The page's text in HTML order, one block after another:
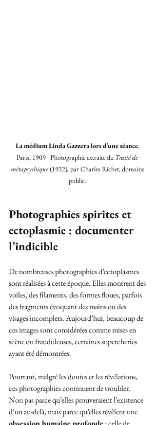
La médium Linda Gazzera lors d’une séance,
Paris, 1909   Photographie extraite du Traité de
métapsychique (1922), par Charles Richet, domaine
public.
Photographies spirites et
ectoplasmie : documenter
l’indicible
De nombreuses photographies d’ectoplasmes
sont réalisées à cette époque. Elles montrent des
voiles, des filaments, des formes floues, parfois
des fragments évoquant des mains ou des
visages incomplets. Aujourd’hui, beaucoup de
ces images sont considérées comme mises en
scène ou frauduleuses, certaines supercheries
ayant été démontrées.
Pourtant, malgré les doutes et les révélations,
ces photographies continuent de troubler.
Non pas parce qu’elles prouveraient l’existence
d’un au-delà, mais parce qu’elles révèlent une